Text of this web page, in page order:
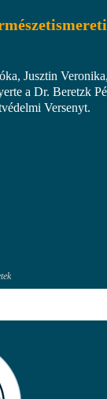
Jusztin
a Dr. Beretzk
Versenyt.